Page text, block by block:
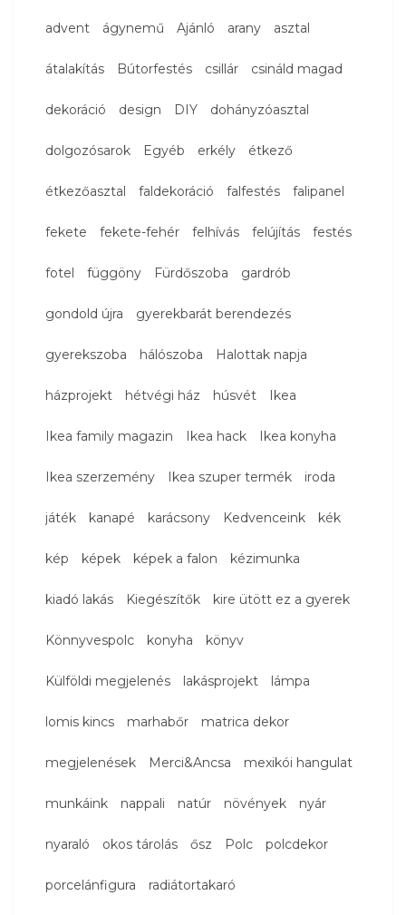
advent ágynemű Ajánló arany asztal
átalakítás Bútorfestés csillár csináld magad
dekoráció design DIY dohányzóasztal
dolgozósarok Egyéb erkély étkező
étkezőasztal faldekoráció falfestés falipanel
fekete fekete-fehér felhívás felújítás festés
fotel függöny Fürdőszoba gardrób
gondold újra gyerekbarát berendezés
gyerekszoba hálószoba Halottak napja
házprojekt hétvégi ház húsvét Ikea
Ikea family magazin Ikea hack Ikea konyha
Ikea szerzemény Ikea szuper termék iroda
játék kanapé karácsony Kedvenceink kék
kép képek képek a falon kézimunka
kiadó lakás Kiegészítők kire ütött ez a gyerek
Könnyvespolc konyha könyv
Külföldi megjelenés lakásprojekt lámpa
lomis kincs marhabőr matrica dekor
megjelenések Merci&Ancsa mexikói hangulat
munkáink nappali natúr növények nyár
nyaraló okos tárolás ősz Polc polcdekor
porcelánfigura radiátortakaró